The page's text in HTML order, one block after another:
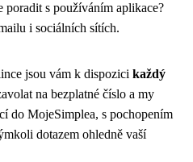
poradit s používáním aplikace?
i sociálních sítích.
jsou vám k dispozici každý
na bezplatné číslo a my
do MojeSimplea, s pochopením
dotazem ohledně vaší